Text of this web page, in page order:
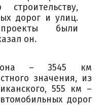
дорог и улиц.
были
он.
– 3545 км
значения, из
555 км –
дорог